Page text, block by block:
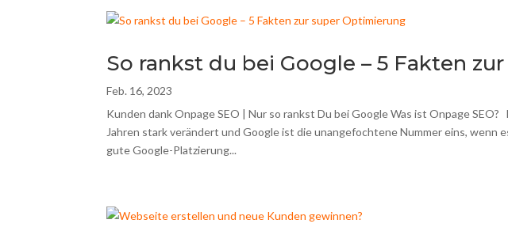
So rankst du bei Google – 5 Fakten
Feb. 16, 2023
Kunden dank Onpage SEO | Nur so rankst Du bei Google Was ist Onpage
Jahren stark verändert und Google ist die unangefochtene Nummer eins, wenn
gute Google-Platzierung...